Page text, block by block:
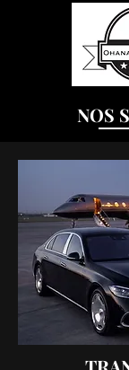
NOS